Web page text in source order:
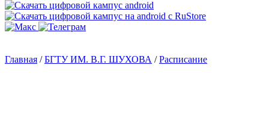
Главная /БГТУ ИМ. В.Г. ШУХОВА /Расписание